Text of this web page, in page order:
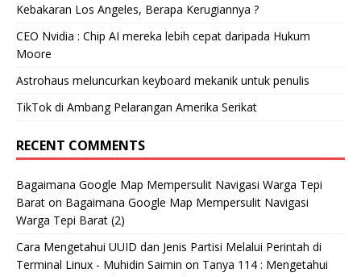
Kebakaran Los Angeles, Berapa Kerugiannya ?
CEO Nvidia : Chip AI mereka lebih cepat daripada Hukum
Moore
Astrohaus meluncurkan keyboard mekanik untuk penulis
TikTok di Ambang Pelarangan Amerika Serikat
RECENT COMMENTS
Bagaimana Google Map Mempersulit Navigasi Warga Tepi
Barat on Bagaimana Google Map Mempersulit Navigasi
Warga Tepi Barat (2)
Cara Mengetahui UUID dan Jenis Partisi Melalui Perintah di
Terminal Linux - Muhidin Saimin on Tanya 114 : Mengetahui